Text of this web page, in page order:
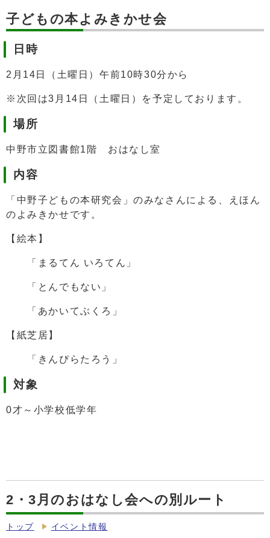
子どもの本よみきかせ会
日時
2月14日（土曜日）午前10時30分から
※次回は3月14日（土曜日）を予定しております。
場所
中野市立図書館1階 おはなし室
内容
「中野子どもの本研究会」のみなさんによる、えほん
のよみきかせです。
【絵本】
「まるてん いろてん」
「とんでもない」
「あかいてぶくろ」
【紙芝居】
「きんぴらたろう」
対象
0才～小学校低学年
2・3月のおはなし会への別ルート
トップ イベント情報